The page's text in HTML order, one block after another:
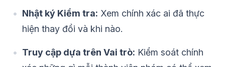
Nhật ký Kiểm tra: Xem chính xác ai đã thực
hiện thay đổi và khi nào.
Truy cập dựa trên Vai trò: Kiểm soát chính